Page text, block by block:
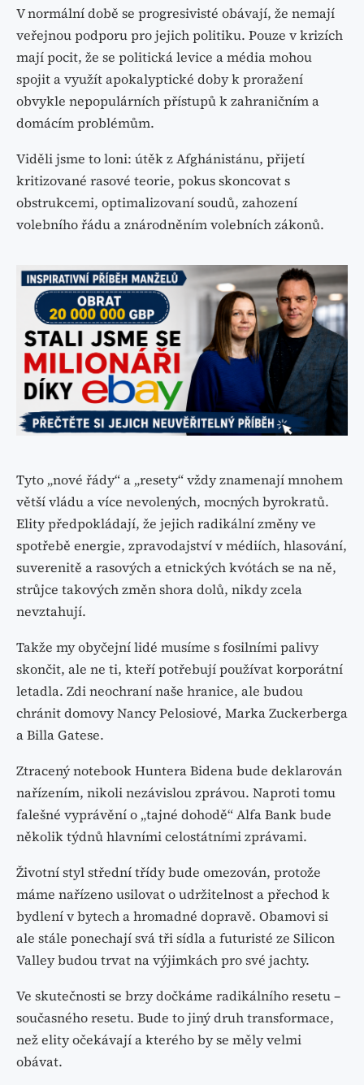
V normální době se progresivisté obávají, že nemají
veřejnou podporu pro jejich politiku. Pouze v krizích
mají pocit, že se politická levice a média mohou
spojit a využít apokalyptické doby k proražení
obvykle nepopulárních přístupů k zahraničním a
domácím problémům.
Viděli jsme to loni: útěk z Afghánistánu, přijetí
kritizované rasové teorie, pokus skoncovat s
obstrukcemi, optimalizovaní soudů, zahození
volebního řádu a znárodněním volebních zákonů.
Tyto „nové řády“ a „resety“ vždy znamenají mnohem
větší vládu a více nevolených, mocných byrokratů.
Elity předpokládají, že jejich radikální změny ve
spotřebě energie, zpravodajství v médiích, hlasování,
suverenitě a rasových a etnických kvótách se na ně,
strůjce takových změn shora dolů, nikdy zcela
nevztahují.
Takže my obyčejní lidé musíme s fosilními palivy
skončit, ale ne ti, kteří potřebují používat korporátní
letadla. Zdi neochraní naše hranice, ale budou
chránit domovy Nancy Pelosiové, Marka Zuckerberga
a Billa Gatese.
Ztracený notebook Huntera Bidena bude deklarován
nařízením, nikoli nezávislou zprávou. Naproti tomu
falešné vyprávění o „tajné dohodě“ Alfa Bank bude
několik týdnů hlavními celostátními zprávami.
Životní styl střední třídy bude omezován, protože
máme nařízeno usilovat o udržitelnost a přechod k
bydlení v bytech a hromadné dopravě. Obamovi si
ale stále ponechají svá tři sídla a futuristé ze Silicon
Valley budou trvat na výjimkách pro své jachty.
Ve skutečnosti se brzy dočkáme radikálního resetu –
současného resetu. Bude to jiný druh transformace,
než elity očekávají a kterého by se měly velmi
obávat.